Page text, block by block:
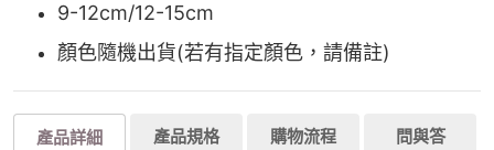
9-12cm/12-15cm
顏色隨機出貨(若有指定顏色，請備註)
產品詳細 產品規格 購物流程 問與答